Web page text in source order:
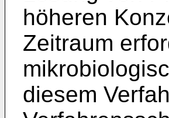
höheren
Zeitraum
diesem